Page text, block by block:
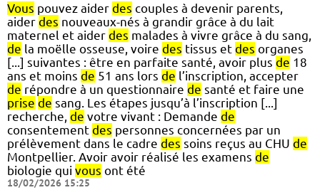
Vous pouvez aider des couples à devenir parents,
aider des nouveaux-nés à grandir grâce à du lait
maternel et aider des malades à vivre grâce à du sang,
de la moëlle osseuse, voire des tissus et des organes
[...] suivantes : être en parfaite santé, avoir plus de 18
ans et moins de 51 ans lors de l’inscription, accepter
de répondre à un questionnaire de santé et faire une
prise de sang. Les étapes jusqu’à l’inscription [...]
recherche, de votre vivant : Demande de
consentement des personnes concernées par un
prélèvement dans le cadre des soins reçus au CHU de
Montpellier. Avoir avoir réalisé les examens de
biologie qui vous ont été
18/02/2026 15:25